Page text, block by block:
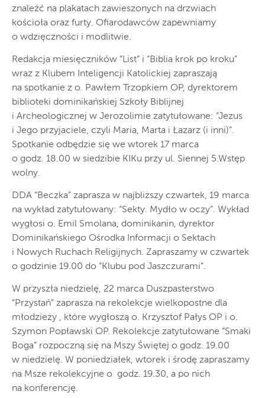
znaleźć na plakatach zawieszonych na drzwiach
kościoła oraz furty. Ofiarodawców zapewniamy
o wdzięczności i modlitwie.
Redakcja miesięczników “List” i “Biblia krok po kroku”
wraz z Klubem Inteligencji Katolickiej zapraszają
na spotkanie z o. Pawłem Trzopkiem OP, dyrektorem
biblioteki dominikańskiej Szkoły Biblijnej
i Archeologicznej w Jerozolimie zatytułowane: “Jezus
i Jego przyjaciele, czyli Maria, Marta i Łazarz (i inni)”.
Spotkanie odbędzie się we wtorek 17 marca
o godz. 18.00 w siedzibie KIKu przy ul. Siennej 5.Wstęp
wolny.
DDA “Beczka” zaprasza w najbliższy czwartek, 19 marca
na wykład zatytułowany: “Sekty. Mydło w oczy”. Wykład
wygłosi o. Emil Smolana, dominikanin, dyrektor
Dominikańskiego Ośrodka Informacji o Sektach
i Nowych Ruchach Religijnych. Zapraszamy w czwartek
o godzinie 19.00 do “Klubu pod Jaszczurami”.
W przyszła niedzielę, 22 marca Duszpasterstwo
“Przystań” zaprasza na rekolekcje wielkopostne dla
młodzieży , które wygłoszą o. Krzysztof Pałys OP i o.
Szymon Popławski OP. Rekolekcje zatytułowane “Smaki
Boga” rozpoczną się na Mszy Świętej o godz. 19.00
w niedzielę. W poniedziałek, wtorek i środę zapraszamy
na Msze rekolekcyjne o godz. 19.30, a po nich
na konferencję.